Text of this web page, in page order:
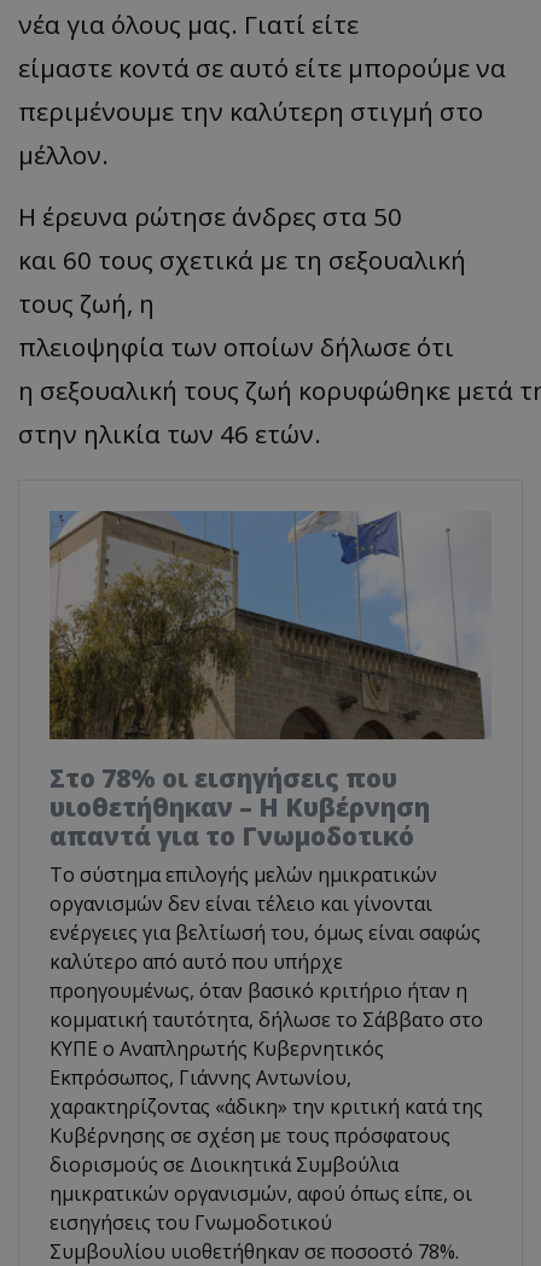
νέαγια όλους μας. Γιατί είτε
είμαστε κοντά σε αυτό είτε μπορούμε να
περιμένουμε την καλύτερη στιγμή στο
μέλλον.
Η έρευνα ρώτησε άνδρες στα 50
και 60 τους σχετικά με τη σεξουαλική
τους ζωή, η
πλειοψηφία των οποίων δήλωσε ότι
η σεξουαλική τους ζωή κορυφώθηκε μετά
στην ηλικία των 46 ετών.
Στο 78% οι εισηγήσεις που
υιοθετήθηκαν – Η Κυβέρνηση
απαντά για το Γνωμοδοτικό
Το σύστημα επιλογής μελών ημικρατικών
οργανισμών δεν είναι τέλειο και γίνονται
ενέργειες για βελτίωσή του, όμως είναι σαφώς
καλύτερο από αυτό που υπήρχε
προηγουμένως, όταν βασικό κριτήριο ήταν η
κομματική ταυτότητα, δήλωσε το Σάββατο στο
ΚΥΠΕ ο Αναπληρωτής Κυβερνητικός
Εκπρόσωπος, Γιάννης Αντωνίου,
χαρακτηρίζοντας «άδικη» την κριτική κατά της
Κυβέρνησης σε σχέση με τους πρόσφατους
διορισμούς σε Διοικητικά Συμβούλια
ημικρατικών οργανισμών, αφού όπως είπε, οι
εισηγήσεις του Γνωμοδοτικού
Συμβουλίου υιοθετήθηκαν σε ποσοστό 78%.